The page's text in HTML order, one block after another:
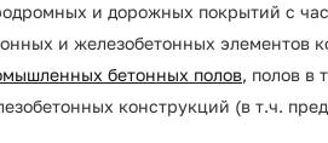
и дорожных покрытий с
и железобетонных элементов
бетонных полов, полов в
конструкций (в т.ч.